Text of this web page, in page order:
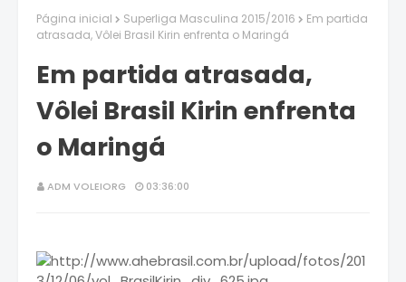
Página inicial Superliga Masculina 2015/2016
Em partida
atrasada, Vôlei Brasil Kirin enfrenta o Maringá
Em partida atrasada,
Vôlei Brasil Kirin enfrenta
o Maringá
ADM VOLEIORG 03:36:00